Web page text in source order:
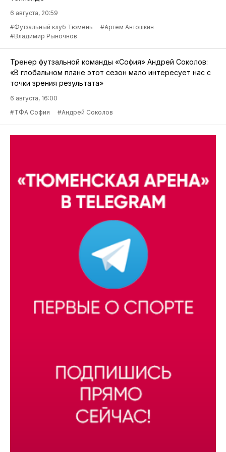
6 августа, 20:59
#Футзальный клуб Тюмень
#Артём Антошкин
#Владимир Рыночнов
Тренер футзальной команды «София» Андрей Соколов:
«В глобальном плане этот сезон мало интересует нас с
точки зрения результата»
6 августа, 16:00
#ТФА София
#Андрей Соколов